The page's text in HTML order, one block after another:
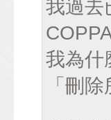
我過去
我為什
「刪